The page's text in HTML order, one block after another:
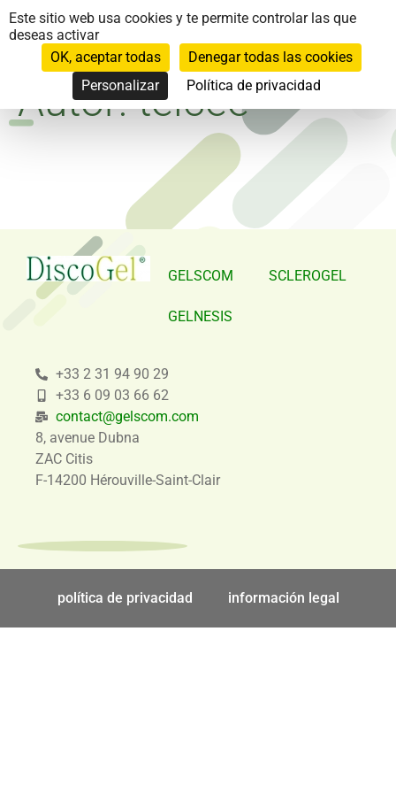
Autor:téïcée
GELSCOM SCLEROGEL
GELNESIS
+33 2 31 94 90 29
+33 6 09 03 66 62
contact@gelscom.com
8, avenue Dubna
ZAC Citis
F-14200 Hérouville-Saint-Clair
política de privacidad información legal
Panel de gestión de cookies
Este sitio web usa cookies y te permite controlar las que
deseas activar
OK, aceptar todas
Denegar todas las cookies
Personalizar
Política de privacidad